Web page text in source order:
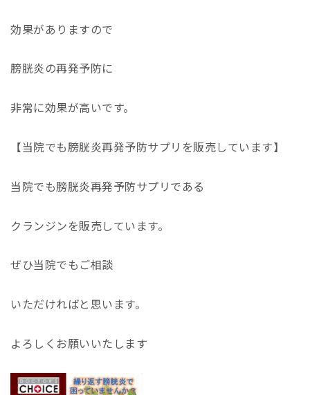
効果がありますので
膀胱炎の再発予防に
非常に効果が高いです。
【当院でも膀胱炎再発予防サプリを販売しています】
当院でも膀胱炎再発予防サプリである
クランジンを販売しています。
ぜひ当院でもご相談
いただければと思います。
よろしくお願いいたします